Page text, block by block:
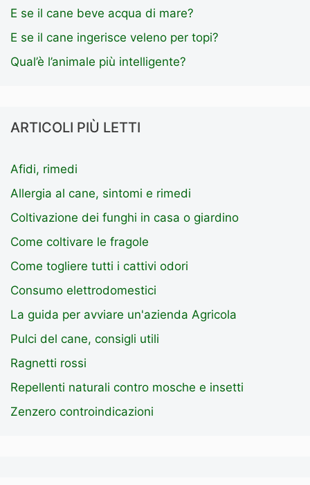
E se il cane beve acqua di mare?
E se il cane ingerisce veleno per topi?
Qual’è l’animale più intelligente?
ARTICOLI PIÙ LETTI
Afidi, rimedi
Allergia al cane, sintomi e rimedi
Coltivazione dei funghi in casa o giardino
Come coltivare le fragole
Come togliere tutti i cattivi odori
Consumo elettrodomestici
La guida per avviare un'azienda Agricola
Pulci del cane, consigli utili
Ragnetti rossi
Repellenti naturali contro mosche e insetti
Zenzero controindicazioni